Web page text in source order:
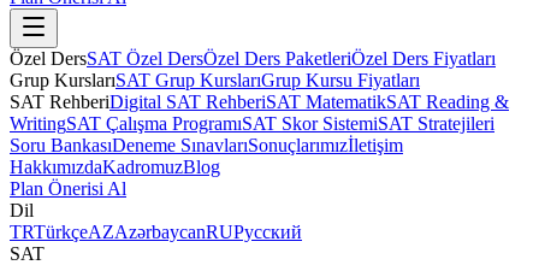
Özel DersSAT Özel DersÖzel Ders PaketleriÖzel Ders Fiyatları
Grup KurslarıSAT Grup KurslarıGrup Kursu Fiyatları
SAT RehberiDigital SAT RehberiSAT MatematikSAT Reading &
WritingSAT Çalışma ProgramıSAT Skor SistemiSAT Stratejileri
Soru BankasıDeneme SınavlarıSonuçlarımızİletişim
HakkımızdaKadromuzBlog
Plan Önerisi Al
Dil
TRTürkçeAZAzərbaycanRUРусский
SAT